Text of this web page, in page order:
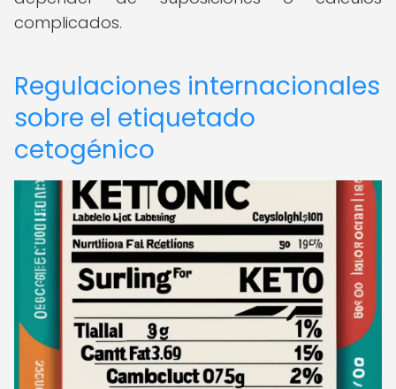
complicados.
Regulaciones internacionales
sobre el etiquetado
cetogénico